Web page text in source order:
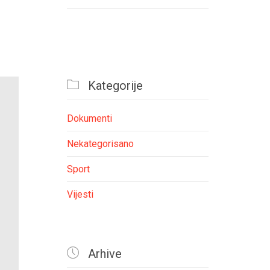
 Kategorije
Dokumenti
Nekategorisano
Sport
Vijesti
 Arhive